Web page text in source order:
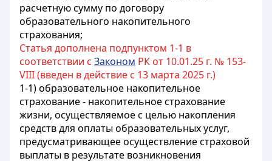
расчетную сумму по договору
образовательного накопительного
страхования;
Статья дополнена подпунктом 1-1 в
соответствии с Законом РК от 10.01.25 г. № 153-
VIII (введен в действие с 13 марта 2025 г.)
1-1) образовательное накопительное
страхование - накопительное страхование
жизни, осуществляемое с целью накопления
средств для оплаты образовательных услуг,
предусматривающее осуществление страховой
выплаты в результате возникновения